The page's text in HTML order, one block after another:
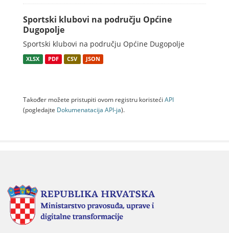
Sportski klubovi na području Općine
Dugopolje
Sportski klubovi na području Općine Dugopolje
XLSX PDF CSV JSON
Također možete pristupiti ovom registru koristeći API
(pogledajte Dokumenаtаcijа API-jа).